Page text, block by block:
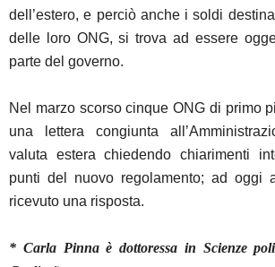
dell’estero, e perciò anche i soldi
delle loro ONG, si trova ad essere
parte del governo.
Nel marzo scorso cinque ONG di primo
una lettera congiunta
valuta estera chiedendo chiarimenti
punti del nuovo regolamento; ad oggi
ricevuto una risposta.
* Carla Pinna è dottoressa in Scienze